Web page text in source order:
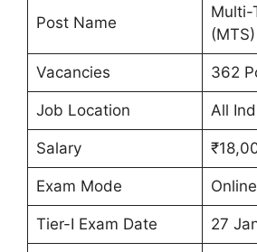
Post Name
Multi-
(MTS)
Vacancies 362
Job Location All
Salary
Exam Mode
Tier-I Exam Date 27